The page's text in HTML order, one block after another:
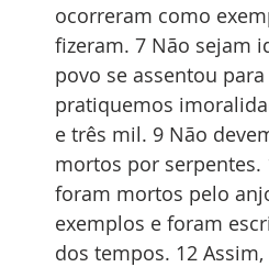
ocorreram como
fizeram. 7 Não sejam
povo se assentou
pratiquemos
e três mil. 9 Não
mortos por serpentes.
foram mortos pelo
exemplos e foram
dos tempos. 12